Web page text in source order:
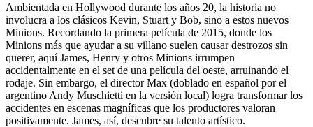
Ambientada en Hollywood durante los años 20, la historia no
involucra a los clásicos Kevin, Stuart y Bob, sino a estos nuevos
Minions. Recordando la primera película de 2015, donde los
Minions más que ayudar a su villano suelen causar destrozos sin
querer, aquí James, Henry y otros Minions irrumpen
accidentalmente en el set de una película del oeste, arruinando el
rodaje. Sin embargo, el director Max (doblado en español por el
argentino Andy Muschietti en la versión local) logra transformar los
accidentes en escenas magníficas que los productores valoran
positivamente. James, así, descubre su talento artístico.